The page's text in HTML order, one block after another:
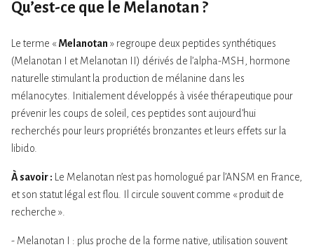
Qu’est-ce que le Melanotan ?
Le terme «Melanotan » regroupe deux peptides synthétiques
(Melanotan I et Melanotan II) dérivés de l’alpha-MSH, hormone
naturelle stimulant la production de mélanine dans les
mélanocytes. Initialement développés à visée thérapeutique pour
prévenir les coups de soleil, ces peptides sont aujourd’hui
recherchés pour leurs propriétés bronzantes et leurs effets sur la
libido.
À savoir : Le Melanotan n’est pas homologué par l’ANSM en France,
et son statut légal est flou. Il circule souvent comme « produit de
recherche ».
- Melanotan I : plus proche de la forme native, utilisation souvent